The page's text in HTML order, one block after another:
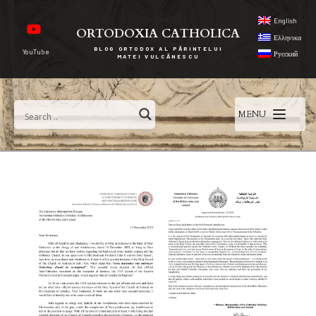
YouTube
ORTODOXIA CATHOLICA
BLOG ORTODOX AL PĂRINTELUI
MATEI VULCĂNESCU
English
Ελληνικα
Русский
MENU